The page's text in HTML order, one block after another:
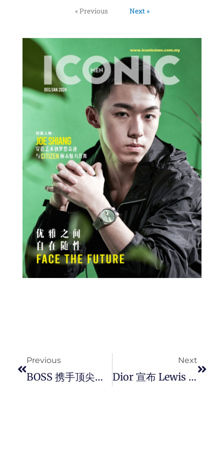
« Previous Next »
Previous
BOSS 携手顶尖运动员演绎 2024 秋冬运动休闲系列。
Next
Dior 宣布 Lewis Hamilton 成为最新品牌大使、并以客座设计师推出胶囊系列。